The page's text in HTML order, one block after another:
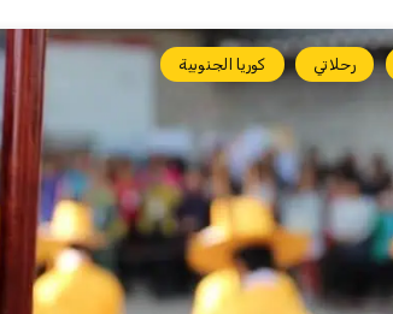
رحلاتي كوريا الجنوبية